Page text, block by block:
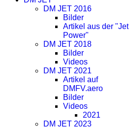
DM JET 2016
Bilder
Artikel aus der "Jet
Power"
DM JET 2018
Bilder
Videos
DM JET 2021
Artikel auf
DMFV.aero
Bilder
Videos
2021
DM JET 2023